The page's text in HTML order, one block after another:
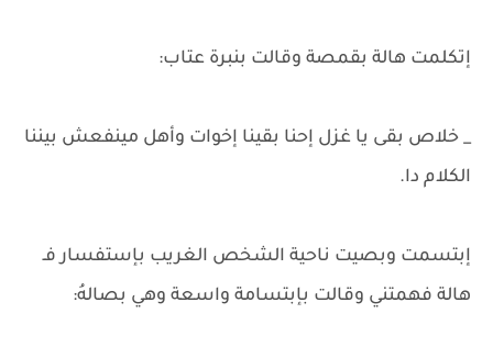
إتكلمت هالة بقمصة وقالت بنبرة عتاب:
_ خلاص بقى يا غزل إحنا بقينا إخوات وأهل مينفعش بيننا
الكلام دا.
إبتسمت وبصيت ناحية الشخص الغريب بإستفسار فـ
هالة فهمتني وقالت بإبتسامة واسعة وهي بصالهُ: